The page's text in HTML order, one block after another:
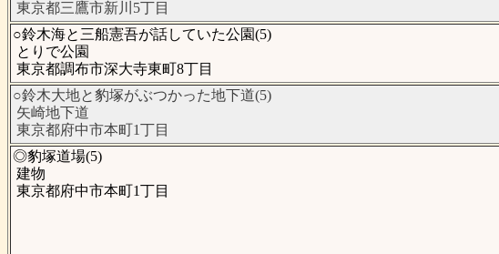
東京都三鷹市新川5丁目
○鈴木海と三船憲吾が話していた公園(5)
とりで公園
東京都調布市深大寺東町8丁目
○鈴木大地と豹塚がぶつかった地下道(5)
矢崎地下道
東京都府中市本町1丁目
◎豹塚道場(5)
建物
東京都府中市本町1丁目